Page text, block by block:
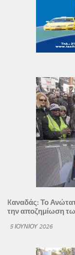
Kαναδάς: Το
την αποζημίωση
5 ΙΟΥΝΊΟΥ 2026